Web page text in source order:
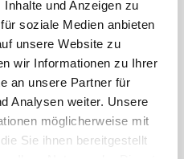
und Anzeigen zu
soziale Medien anbieten
unsere Website zu
wir Informationen zu Ihrer
an unsere Partner für
Analysen weiter. Unsere
möglicherweise mit
Sie ihnen bereitgestellt